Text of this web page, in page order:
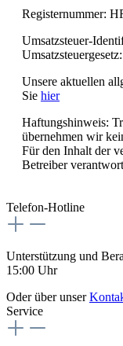
Registernummer:
Umsatzsteuer-
Unsere aktuellen
Sie hier
Haftungshinweis:
übernehmen wir
Für den Inhalt der
Betreiber
Telefon-Hotline
Unterstützung und
15:00 Uhr
Oder über unser
Service